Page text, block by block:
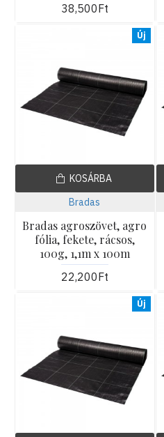
38,500Ft
Új
Bradas
Bradas agroszövet, agro
fólia, fekete, rácsos,
100g, 1,1m x 100m
22,200Ft
KOSÁRBA
Új